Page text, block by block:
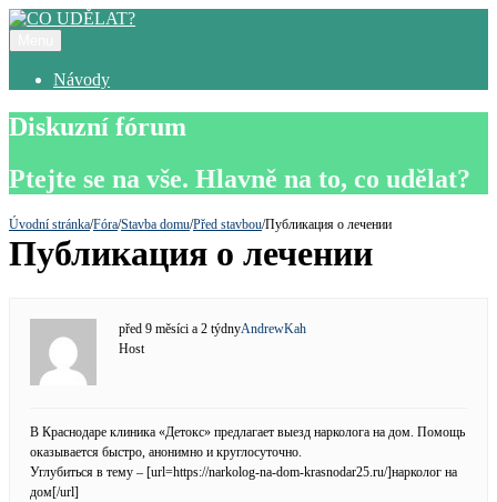
Návody
Diskuzní fórum
Ptejte se na vše. Hlavně na to, co udělat?
Úvodní stránka/Fóra/Stavba domu/Před stavbou/Публикация о лечении
Публикация о лечении
před 9 měsíci a 2 týdnyAndrewKah
Host
В Краснодаре клиника «Детокс» предлагает выезд нарколога на дом. Помощь
оказывается быстро, анонимно и круглосуточно.
Углубиться в тему – [url=https://narkolog-na-dom-krasnodar25.ru/]нарколог на
дом[/url]